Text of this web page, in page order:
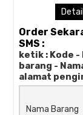
Detail
Order
SMS :
ketik : Kode -
barang -
alamat
Nama Barang